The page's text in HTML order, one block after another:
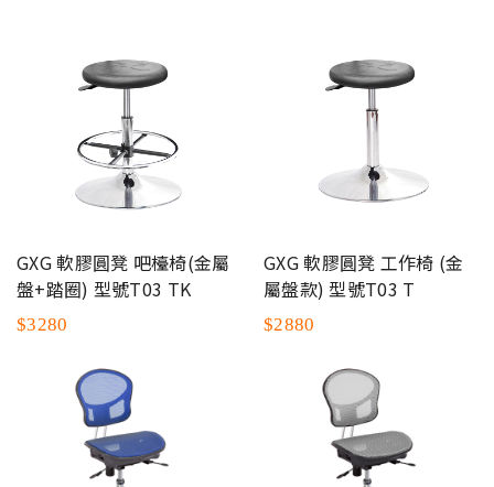
GXG 軟膠圓凳 吧檯椅(金屬
盤+踏圈) 型號T03 TK
$3280
GXG 軟膠圓凳 工作椅 (金
屬盤款) 型號T03 T
$2880